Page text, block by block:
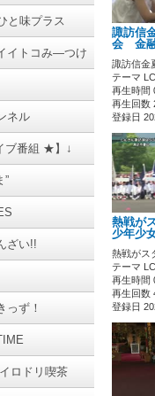
と味プラス
イトコみ―つけ
ネル
ブ番組 ★】↓
”
ざい!!
っず！
ロドリ喫茶
諏訪信
会 金
諏訪信金
テーマ
再生時間
再生回数
登録日
熱戦が
少年少
熱戦が
テーマ
再生時間
再生回数
登録日